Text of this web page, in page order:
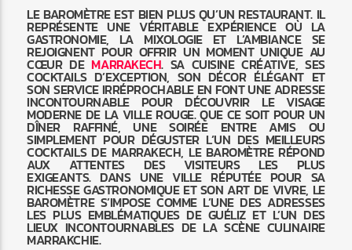
LE BAROMÈTRE EST BIEN PLUS QU’UN RESTAURANT. IL
REPRÉSENTE UNE VÉRITABLE EXPÉRIENCE OÙ LA
GASTRONOMIE, LA MIXOLOGIE ET L’AMBIANCE SE
REJOIGNENT POUR OFFRIR UN MOMENT UNIQUE AU
CŒUR DEMARRAKECH. SA CUISINE CRÉATIVE, SES
COCKTAILS D’EXCEPTION, SON DÉCOR ÉLÉGANT ET
SON SERVICE IRRÉPROCHABLE EN FONT UNE ADRESSE
INCONTOURNABLE POUR DÉCOUVRIR LE VISAGE
MODERNE DE LA VILLE ROUGE. QUE CE SOIT POUR UN
DÎNER RAFFINÉ, UNE SOIRÉE ENTRE AMIS OU
SIMPLEMENT POUR DÉGUSTER L’UN DES MEILLEURS
COCKTAILS DE MARRAKECH, LE BAROMÈTRE RÉPOND
AUX ATTENTES DES VISITEURS LES PLUS
EXIGEANTS. DANS UNE VILLE RÉPUTÉE POUR SA
RICHESSE GASTRONOMIQUE ET SON ART DE VIVRE, LE
BAROMÈTRE S’IMPOSE COMME L’UNE DES ADRESSES
LES PLUS EMBLÉMATIQUES DE GUÉLIZ ET L’UN DES
LIEUX INCONTOURNABLES DE LA SCÈNE CULINAIRE
MARRAKCHIE.